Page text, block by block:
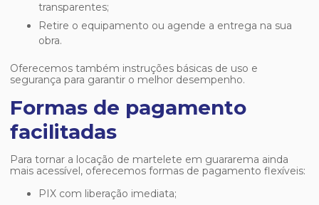
transparentes;
Retire o equipamento ou agende a entrega na sua
obra.
Oferecemos também instruções básicas de uso e
segurança para garantir o melhor desempenho.
Formas de pagamento
facilitadas
Para tornar a locação de martelete em guararema ainda
mais acessível, oferecemos formas de pagamento flexíveis:
PIX com liberação imediata;